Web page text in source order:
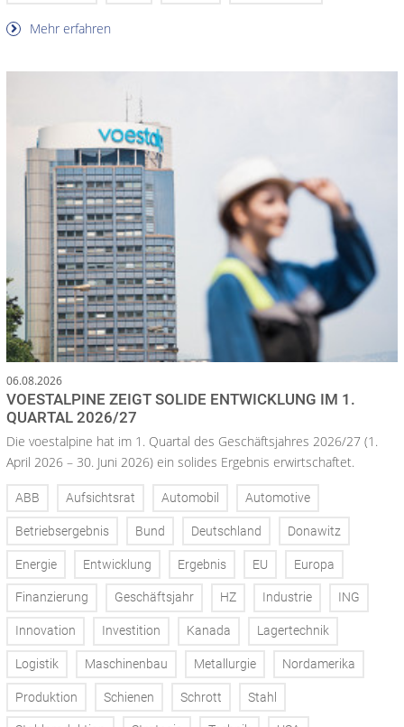
Mehr erfahren
06.08.2026
VOESTALPINE ZEIGT SOLIDE ENTWICKLUNG IM 1.
QUARTAL 2026/27
Die voestalpine hat im 1. Quartal des Geschäftsjahres 2026/27 (1.
April 2026 – 30. Juni 2026) ein solides Ergebnis erwirtschaftet.
ABB Aufsichtsrat Automobil Automotive
Betriebsergebnis Bund Deutschland Donawitz
Energie Entwicklung Ergebnis EU Europa
Finanzierung Geschäftsjahr HZ Industrie ING
Innovation Investition Kanada Lagertechnik
Logistik Maschinenbau Metallurgie Nordamerika
Produktion Schienen Schrott Stahl